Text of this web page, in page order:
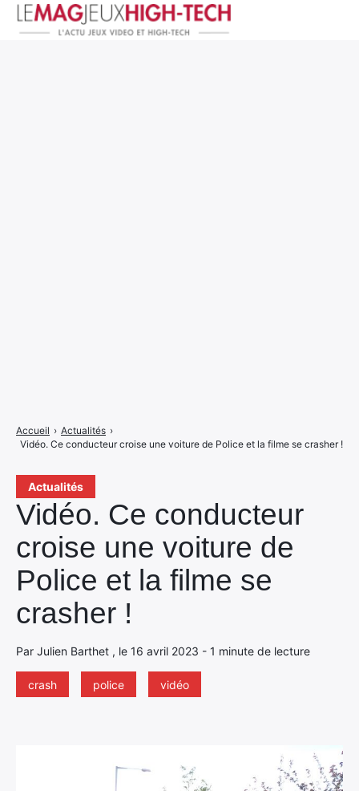
Actualités
Vidéo. Ce conducteur
croise une voiture de
Police et la filme se
crasher !
Par Julien Barthet , le 16 avril 2023 - 1 minute de lecture
crash police vidéo
Accueil › Actualités ›
Vidéo. Ce conducteur croise une voiture de Police et la filme se crasher !